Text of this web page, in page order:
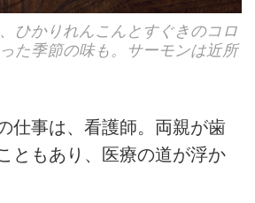
ひかりれんこんとすぐきのコロ
た季節の味も。サーモンは近所
仕事は、看護師。両親が歯
ともあり、医療の道が浮か